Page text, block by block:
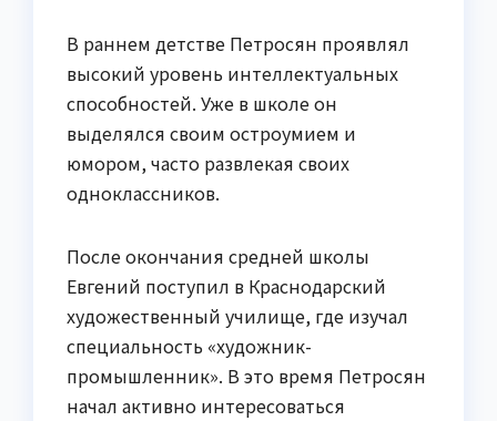
В раннем детстве Петросян проявлял
высокий уровень интеллектуальных
способностей. Уже в школе он
выделялся своим остроумием и
юмором, часто развлекая своих
одноклассников.
После окончания средней школы
Евгений поступил в Краснодарский
художественный училище, где изучал
специальность «художник-
промышленник». В это время Петросян
начал активно интересоваться